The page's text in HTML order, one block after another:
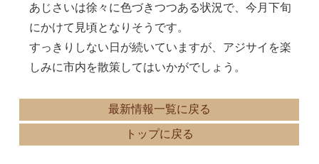
あじさいは徐々に色づきつつある状況で、今月下旬
にかけて見頃となりそうです。
すっきりしない日が続いていますが、アジサイを楽
しみに市内を散策してはいかがでしょう。
最新情報一覧に戻る
トップに戻る